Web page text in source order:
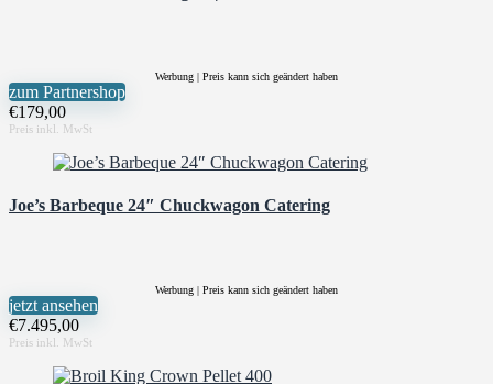
Werbung | Preis kann sich geändert haben
zum Partnershop
€179,00
Joe’s Barbeque 24″ Chuckwagon Catering
Werbung | Preis kann sich geändert haben
jetzt ansehen
€7.495,00